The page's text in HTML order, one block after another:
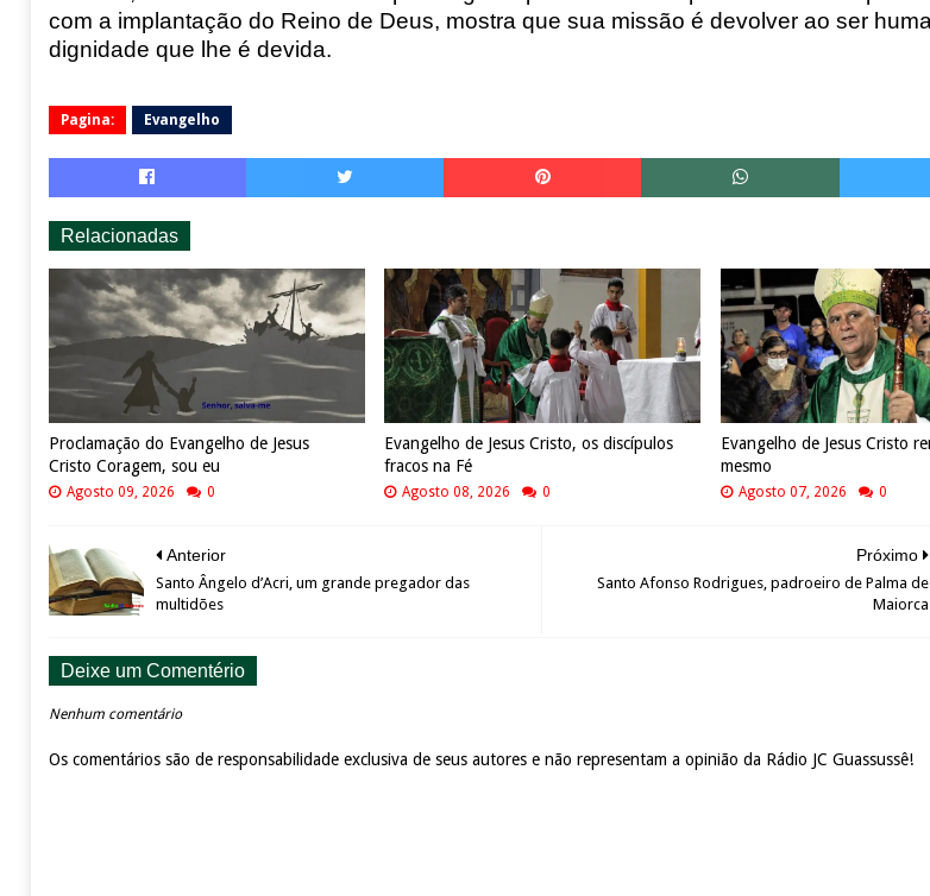
com a implantação do Reino de Deus, mostra que sua missão é devolver ao ser
dignidade que lhe é devida.
Pagina: Evangelho
Relacionadas
Proclamação do Evangelho de Jesus
Cristo Coragem, sou eu
Agosto 09, 2026 0
Evangelho de Jesus Cristo, os discípulos
fracos na Fé
Agosto 08, 2026 0
Evangelho de Jesus Cristo
mesmo
Agosto 07, 2026 0
Próximo
Santo Afonso Rodrigues, padroeiro de Palma de
Maiorca
Anterior
Santo Ângelo d’Acri, um grande pregador das
multidões
Deixe um Comentério
Nenhum comentário
Os comentários são de responsabilidade exclusiva de seus autores e não representam a opinião da Rádio JC Guassussê!